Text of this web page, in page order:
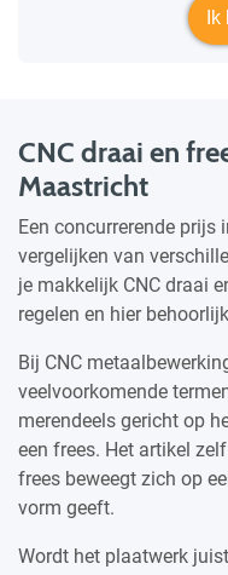
Ik
CNC draai en
Maastricht
Een concurrerende
vergelijken van
je makkelijk CNC draai
regelen en hier
Bij CNC
veelvoorkomende
merendeels gericht op
een frees. Het artikel
frees beweegt zich op
vorm geeft.
Wordt het plaatwerk